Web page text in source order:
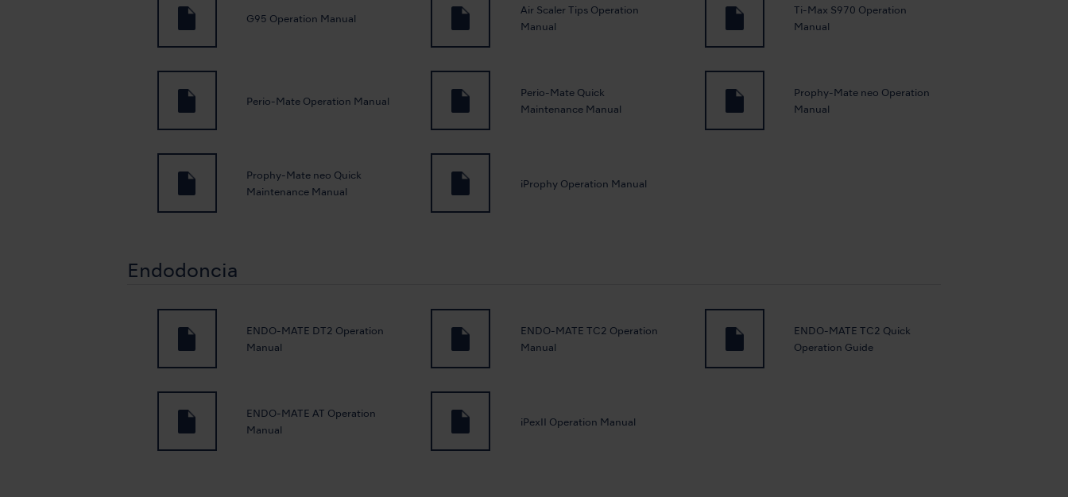
G95 Operation Manual
Air Scaler Tips Operation
Manual
Ti-Max S970 Operation
Manual
Perio-Mate Operation Manual
Perio-Mate Quick
Maintenance Manual
Prophy-Mate neo Operation
Manual
Prophy-Mate neo Quick
Maintenance Manual
iProphy Operation Manual
Endodoncia
ENDO-MATE DT2 Operation
Manual
ENDO-MATE TC2 Operation
Manual
ENDO-MATE TC2 Quick
Operation Guide
ENDO-MATE AT Operation
Manual
iPexII Operation Manual